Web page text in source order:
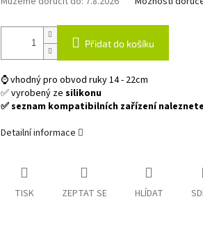
Přidat do košíku
⌚ vhodný pro obvod ruky 14 - 22cm
✅ vyrobený ze silikonu
✅ seznam kompatibilních zařízení
Detailní informace
TISK ZEPTAT SE HLÍDAT